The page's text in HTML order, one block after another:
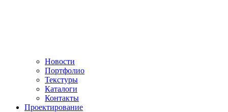
Новости
Портфолио
Текстуры
Каталоги
Контакты
Проектирование